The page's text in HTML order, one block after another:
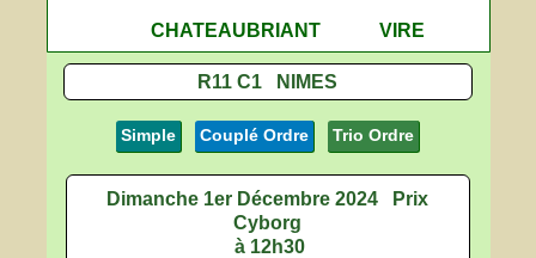
CHATEAUBRIANT
VIRE
R11 C1 NIMES
Simple Couplé Ordre Trio Ordre
Dimanche 1er Décembre 2024
Prix
Cyborg
à 12h30